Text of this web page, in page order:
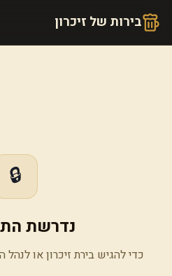
בירות של זיכרון
🔒
נדרשת
כדי להגיש בירת זיכרון או